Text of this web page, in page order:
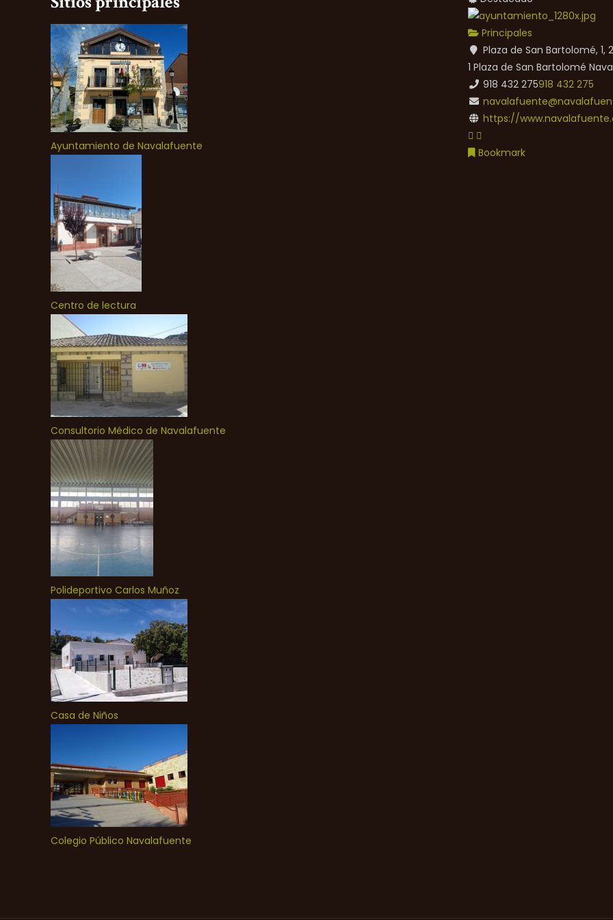
Ayuntamiento de Navalafuente
Centro de lectura
Consultorio Médico de Navalafuente
Polideportivo Carlos Muñoz
Casa de Niños
Colegio Público Navalafuente
Principales
Plaza de San Bartolomé,
1 Plaza de San Bartolomé
918 432 275918 432 275
https://
Bookmark